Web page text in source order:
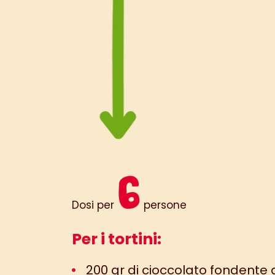
Dosi per 6 persone
Per i tortini:
200 gr di cioccolato fondente